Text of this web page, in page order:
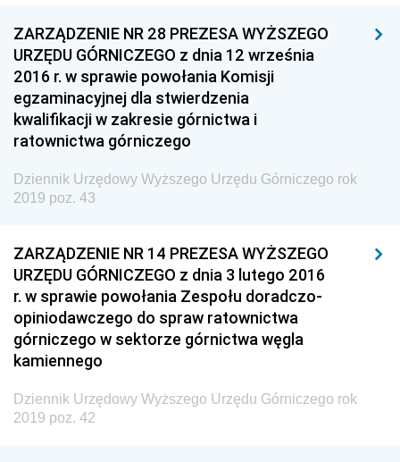
z 1 kwietnia 2019 pozycje 19-21
z 26 marca 2019 pozycje 16-18
z 22 marca 2019 pozycje 13-15
z 20 marca 2019 pozycja 12
z 1 marca 2019 pozycja 11
z 8 lutego 2019 pozycja 10
z 4 lutego 2019 pozycje 6-7
z 23 stycznia 2019 pozycja 5
z 18 stycznia 2019 pozycja 4
z 17 stycznia 2019 pozycja 3
z 15 stycznia 2019 pozycja 2
z 3 stycznia 2019 pozycja 1
ZARZĄDZENIE NR 28 PREZESA WYŻSZEGO
URZĘDU GÓRNICZEGO z dnia 12 września
2016 r. w sprawie powołania Komisji
egzaminacyjnej dla stwierdzenia
kwalifikacji w zakresie górnictwa i
ratownictwa górniczego
Dziennik Urzędowy Wyższego Urzędu Górniczego rok
2019 poz. 43
ZARZĄDZENIE NR 14 PREZESA WYŻSZEGO
URZĘDU GÓRNICZEGO z dnia 3 lutego 2016
r. w sprawie powołania Zespołu doradczo-
opiniodawczego do spraw ratownictwa
górniczego w sektorze górnictwa węgla
kamiennego
Dziennik Urzędowy Wyższego Urzędu Górniczego rok
2019 poz. 42